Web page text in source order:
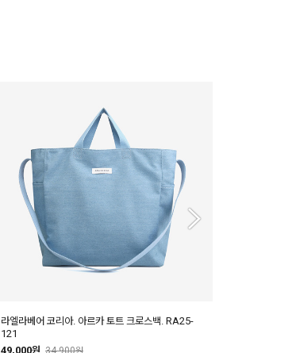
라엘라베어 코리아. 아르카 토트 크로스백. RA25-
121
49,000원 34,900원